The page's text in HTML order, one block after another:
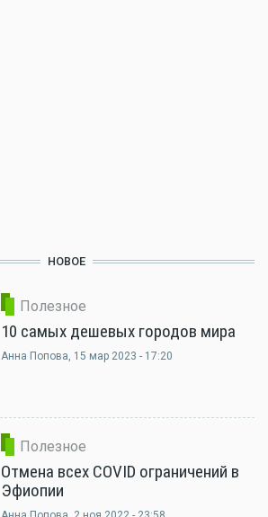
НОВОЕ
Полезное
10 самых дешевых городов мира
Анна Попова, 15 мар 2023 - 17:20
Полезное
Отмена всех COVID ограничений в
Эфиопии